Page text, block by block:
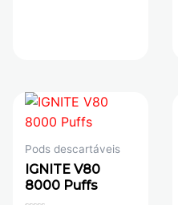
Pods descartáveis
IGNITE V80
8000 Puffs